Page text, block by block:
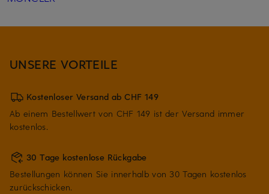
UNSERE VORTEILE
Kostenloser Versand ab CHF 149
Ab einem Bestellwert von CHF 149 ist der Versand immer
kostenlos.
30 Tage kostenlose Rückgabe
Bestellungen können Sie innerhalb von 30 Tagen kostenlos
zurückschicken.